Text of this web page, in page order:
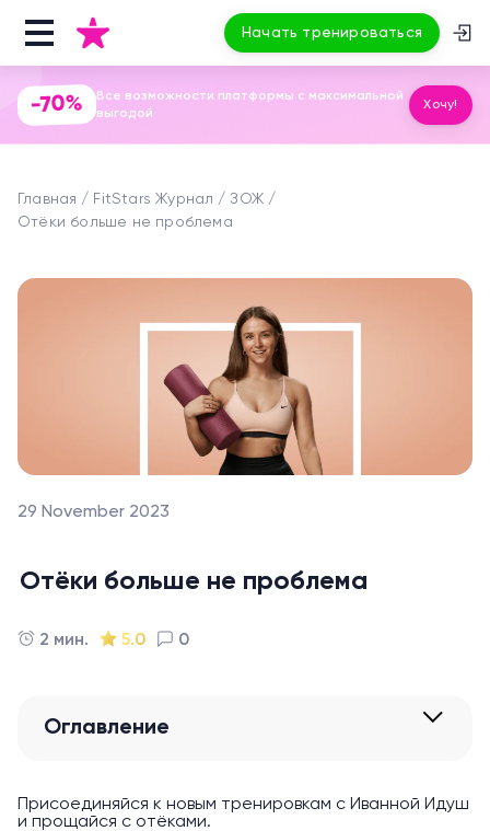
Начать тренироваться
-70%
Все возможности платформы с максимальной
выгодой
Хочу!
Главная FitStars Журнал
ЗОЖ
Отёки больше не проблема
29 November 2023
Отёки больше не проблема
2 мин. 5.0 0
Оглавление
Присоединяйся к новым тренировкам с Иванной Идуш
и прощайся с отёками.